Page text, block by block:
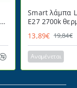
Smart λάμπα
E27 2700k
13,89€ 19,84€
Αναμένεται